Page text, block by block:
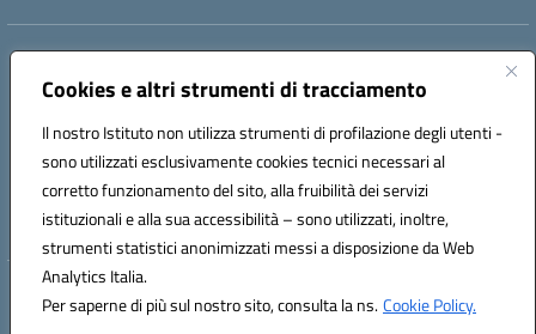
Cookies e altri strumenti di tracciamento
Il nostro Istituto non utilizza strumenti di profilazione degli utenti -
sono utilizzati esclusivamente cookies tecnici necessari al
corretto funzionamento del sito, alla fruibilità dei servizi
istituzionali e alla sua accessibilità – sono utilizzati, inoltre,
strumenti statistici anonimizzati messi a disposizione da Web
Analytics Italia.
Per saperne di più sul nostro sito, consulta la ns.Cookie Policy.
Indirizzo:
Centralino:0994722507 Email:TAIC873006@istruzione.it
Codice fiscale: 90279480736
Codice meccanografico:
TAIC873006
Codice unico di fatturazione (CUF): 488XBQ
Hosting & Powered by 3D Solution S.r.l.
Concept & Design by Designers Italia